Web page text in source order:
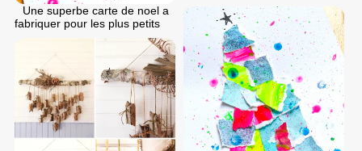
Une superbe carte de noel a
fabriquer pour les plus petits